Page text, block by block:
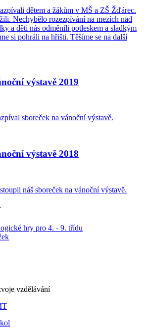
dětem a žákům v MŠ a ZŠ Žďárec.
Nechybělo rozezpívání na mezích nad
a děti nás odměnili potleskem a sladkým
si pohráli na hřišti. Těšíme se na další
výstavě 2019
sboreček na vánoční výstavě.
výstavě 2018
náš sboreček na vánoční výstavě.
hry pro 4. - 9. třídu
vzdělávání